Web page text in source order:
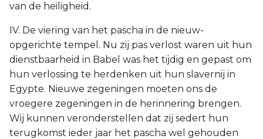
van de heiligheid.
IV. De viering van het pascha in de nieuw-
opgerichte tempel. Nu zij pas verlost waren uit hun
dienstbaarheid in Babel was het tijdig en gepast om
hun verlossing te herdenken uit hun slavernij in
Egypte. Nieuwe zegeningen moeten ons de
vroegere zegeningen in de herinnering brengen.
Wij kunnen veronderstellen dat zij sedert hun
terugkomst ieder jaar het pascha wel gehouden